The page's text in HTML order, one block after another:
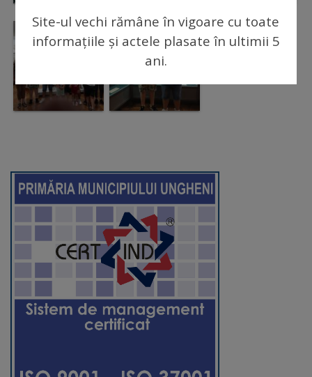
Aparatul
primăriei
Regulamentul
de
Integritate
și
calitate
Consiliul
Municipal
Secretar
Site-ul vechi rămâne în vigoare cu toate
informațiile și actele plasate în ultimii 5
ani.